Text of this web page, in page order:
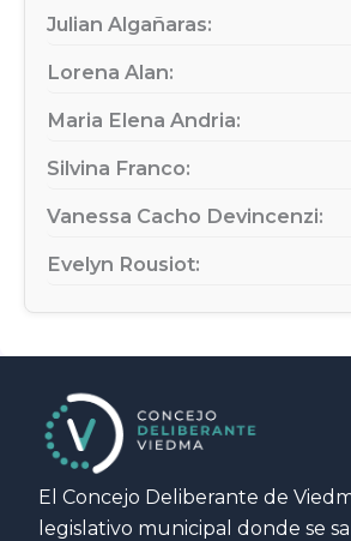
Julian Algañaras:
Lorena Alan:
Maria Elena Andria:
Silvina Franco:
Vanessa Cacho Devincenzi:
Evelyn Rousiot:
El Concejo Deliberante de
legislativo municipal donde se